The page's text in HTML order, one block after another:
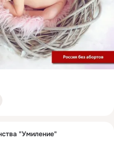
"Умиление"